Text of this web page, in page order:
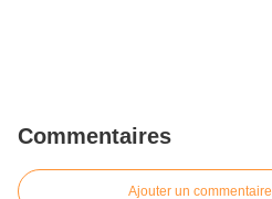
Commentaires
Ajouter un commentaire